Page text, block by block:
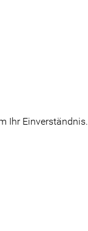
Ihr Einverständnis.